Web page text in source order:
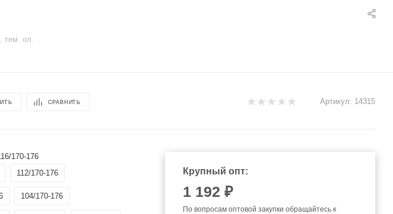
тем. ол.
СРАВНИТЬ Артикул: 14315
170-176
112/170-176
104/170-176
Крупный опт:
1 192 ₽
По вопросам оптовой закупки обращайтесь к